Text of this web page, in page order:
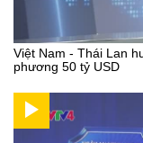
Việt Nam - Thái Lan
phương 50 tỷ USD